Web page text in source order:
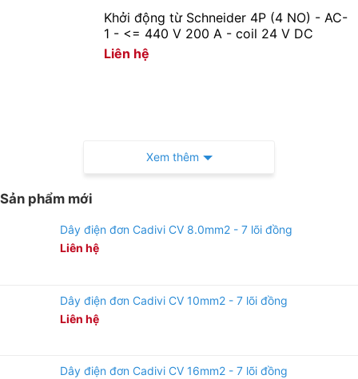
Đáp ứng Tiêu chuẩn Việt Nam (TCVN), Quốc tế (IEC)
ra tia tử ngoại, an toàn cho người sử dụng
Ứng dụng
Khởi động từ Schneider 4P (4 NO) - AC-
1 - <= 440 V 200 A - coil 24 V DC
Liên hệ
Xem thêm
Sản phẩm mới
Dây điện đơn Cadivi CV 8.0mm2 - 7 lõi đồng
Liên hệ
Dây điện đơn Cadivi CV 10mm2 - 7 lõi đồng
Liên hệ
Dây điện đơn Cadivi CV 16mm2 - 7 lõi đồng